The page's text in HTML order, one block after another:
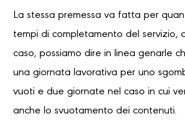
La stessa premessa va fatta per
tempi di completamento del servizio,
caso, possiamo dire in linea genarle
una giornata lavorativa per uno
vuoti e due giornate nel caso in cui
anche lo svuotamento dei contenuti.